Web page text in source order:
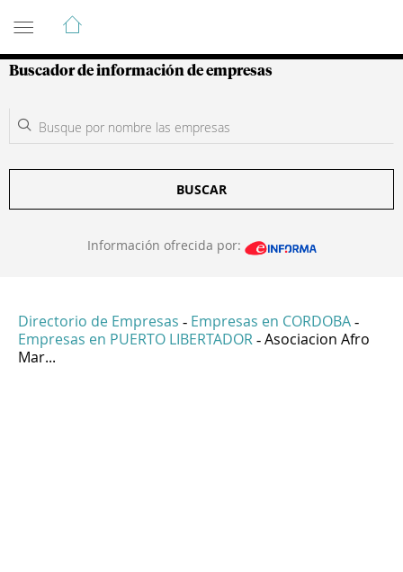
Guía de Empresas Colombianas
Buscador de información de empresas
BUSCAR
Información ofrecida por:
Directorio de Empresas - Empresas en CORDOBA -
Empresas en PUERTO LIBERTADOR - Asociacion Afro
Mar...